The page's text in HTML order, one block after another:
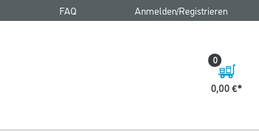
FAQ Anmelden/Registrieren
0,00 €
0